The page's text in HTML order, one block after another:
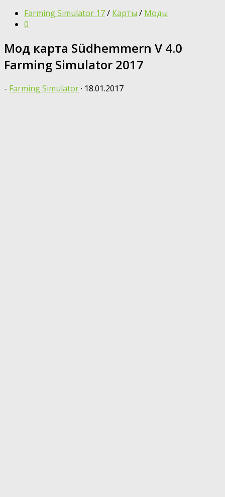
Farming Simulator 17/ Карты / Моды
0
Мод карта Südhemmern V 4.0
Farming Simulator 2017
- Farming Simulator· 18.01.2017